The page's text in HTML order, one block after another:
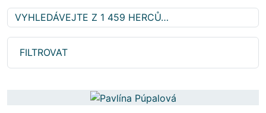
FILTROVAT